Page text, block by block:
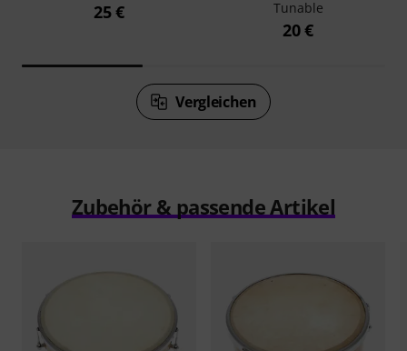
25 €
Tunable
20 €
Vergleichen
Zubehör & passende Artikel